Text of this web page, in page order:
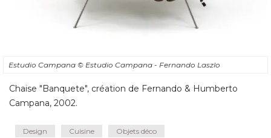
Estudio Campana © Estudio Campana - Fernando Laszlo
Chaise "Banquete", création de Fernando & Humberto
Campana, 2002.
Design Cuisine Objets déco